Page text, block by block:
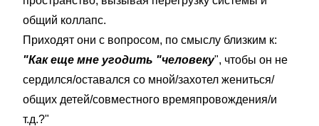
общий коллапс.
Приходят они с вопросом, по смыслу близким к:
"Как еще мне угодить "человеку", чтобы он не
сердился/оставался со мной/захотел жениться/
общих детей/совместного времяпровождения/и
т.д.?"